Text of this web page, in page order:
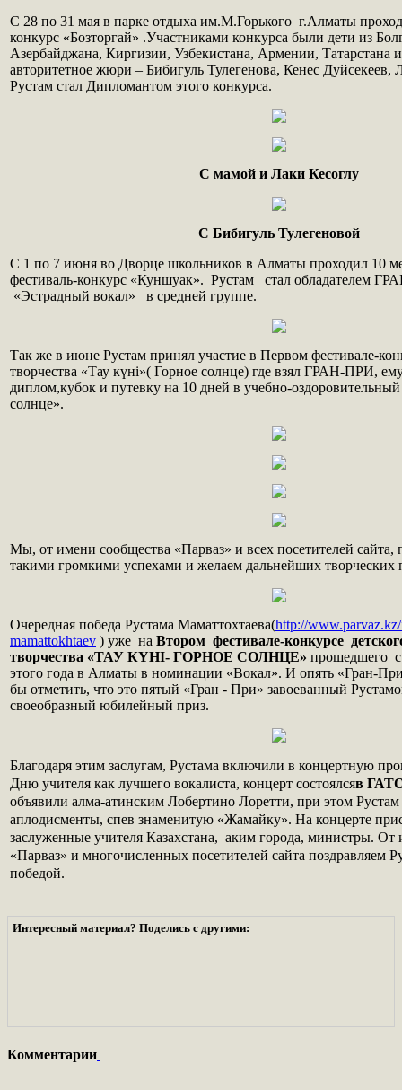
С 28 по 31 мая в парке отдыха им.М.Горького г.Алматы
конкурс «Бозторгай» .Участниками конкурса были дети из
Азербайджана, Киргизии, Узбекистана, Армении, Татарстана
авторитетное жюри – Бибигуль Тулегенова, Кенес Дуйсекеев,
Рустам стал Дипломантом этого конкурса.
С мамой и Лаки Кесоглу
С Бибигуль Тулегеновой
С 1 по 7 июня во Дворце школьников в Алматы проходил 10
фестиваль-конкурс «Куншуак». Рустам стал обладателем
«Эстрадный вокал» в средней группе.
Так же в июне Рустам принял участие в Первом фестивале-
творчества «Тау күні»( Горное солнце) где взял ГРАН-ПРИ,
диплом,кубок и путевку на 10 дней в учебно-
солнце».
Мы, от имени сообщества «Парваз» и всех посетителей сайта,
такими громкими успехами и желаем дальнейших творческих
Очередная победа Рустама Маматтохтаева(http://
mamattokhtaev ) уже на Втором фестивале-конкурсе
творчества «ТАУ КYHI- ГОРНОЕ СОЛНЦЕ» прошедшего с
этого года в Алматы в номинации «Вокал». И опять «Гран-
бы отметить, что это пятый «Гран - При» завоеванный
своеобразный юбилейный приз.
Благодаря этим заслугам, Рустама включили в концертную
Дню учителя как лучшего вокалиста, концерт состоялсяв
объявили алма-атинским Лобертино Лоретти, при этом
аплодисменты, спев знаменитую «Жамайку». На концерте
заслуженные учителя Казахстана, аким города, министры. От
«Парваз» и многочисленных посетителей сайта поздравляем
победой.
Интересный материал? Поделись с другими:
Комментарии